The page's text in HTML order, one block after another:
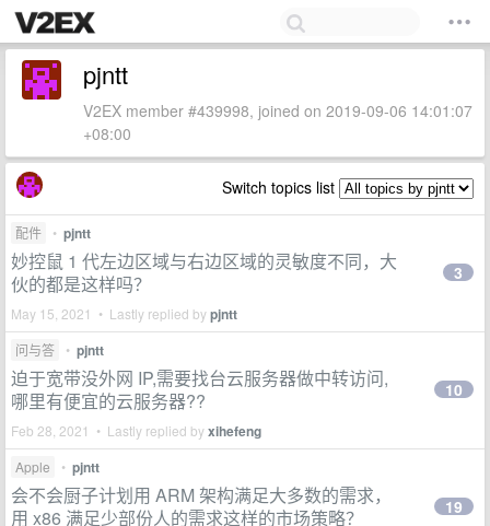
pjntt
V2EX member #439998, joined on 2019-09-06 14:01:07
+08:00
Switch topics list
配件 • pjntt
妙控鼠 1 代左边区域与右边区域的灵敏度不同，大
伙的都是这样吗？
May 15, 2021 • Lastly replied bypjntt
3
问与答 • pjntt
迫于宽带没外网 IP,需要找台云服务器做中转访问,
哪里有便宜的云服务器??
Feb 28, 2021 • Lastly replied byxihefeng
10
Apple • pjntt
会不会厨子计划用 ARM 架构满足大多数的需求，
用 x86 满足少部份人的需求这样的市场策略？
19